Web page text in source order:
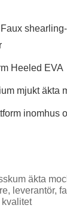
Heeled EVA
mjukt äkta
inomhus
äkta
leverantör,